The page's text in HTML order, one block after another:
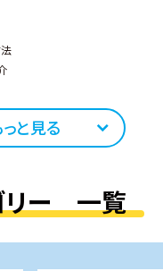
と見る
リー 一覧